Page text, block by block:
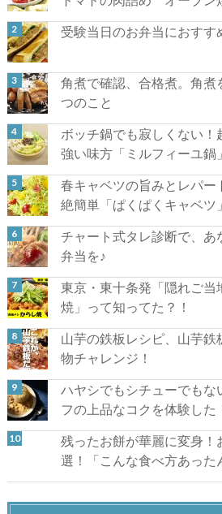
受験当日のお弁当におすす
角煮で確認、合格煮。角
つのこと
ボッチ鍋でも寂しくない
強い味方「ミルフィーユ鍋」
春キャベツの旨みとレパー
絶簡単「ぱくぱくキャベツ」
チャート式タレ診断で、あ
弁当を♪
東京・東十条発「隠れご当
焼」って知ってた？！
山芋の鉄板レシピ、山芋鉄
物チャレンジ！
ハヤシでもシチューでもな
フの上品なコクを体験した
残ったお餅が華麗に変身！
選！「こんな食べ方あった